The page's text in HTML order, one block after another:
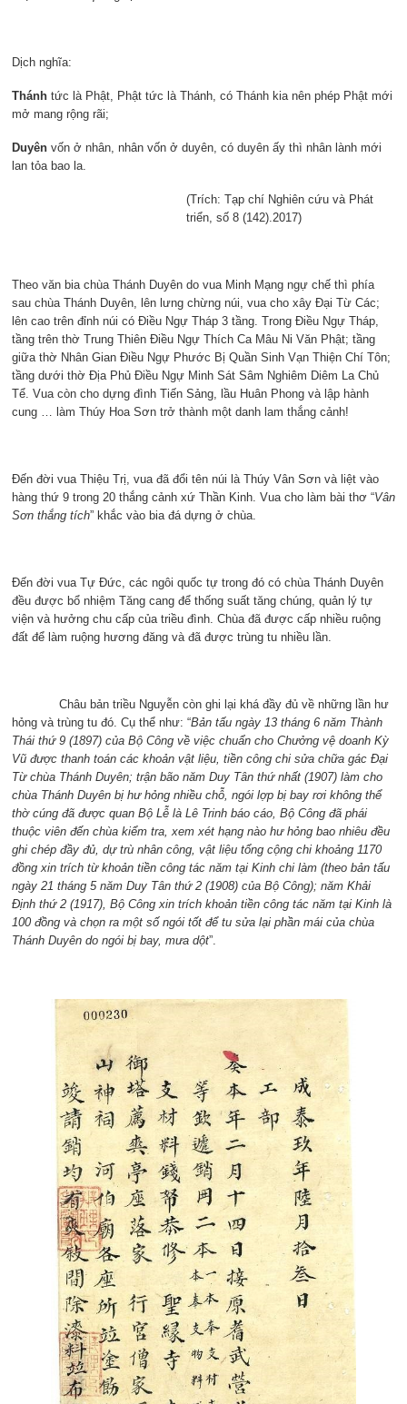
Dịch nghĩa:
Thánhtức là Phật, Phật tức là Thánh, có Thánh kia nên phép Phật mới
mở mang rộng rãi;
Duyênvốn ở nhân, nhân vốn ở duyên, có duyên ấy thì nhân lành mới
lan tỏa bao la.
(Trích: Tạp chí Nghiên cứu và Phát
triển, số 8 (142).2017)
Theo văn bia chùa Thánh Duyên do vua Minh Mạng ngự chế thì phía
sau chùa Thánh Duyên, lên lưng chừng núi, vua cho xây Đại Từ Các;
lên cao trên đỉnh núi có Điều Ngự Tháp 3 tầng. Trong Điều Ngự Tháp,
tầng trên thờ Trung Thiên Điều Ngự Thích Ca Mâu Ni Văn Phật; tầng
giữa thờ Nhân Gian Điều Ngự Phước Bị Quần Sinh Vạn Thiện Chí Tôn;
tầng dưới thờ Địa Phủ Điều Ngự Minh Sát Sâm Nghiêm Diêm La Chủ
Tể. Vua còn cho dựng đình Tiến Sảng, lầu Huân Phong và lập hành
cung … làm Thúy Hoa Sơn trở thành một danh lam thắng cảnh!
Đến đời vua Thiệu Trị, vua đã đổi tên núi là Thúy Vân Sơn và liệt vào
hàng thứ 9 trong 20 thắng cảnh xứ Thần Kinh. Vua cho làm bài thơ “Vân
Sơn thắng tích” khắc vào bia đá dựng ở chùa.
Đến đời vua Tự Đức, các ngôi quốc tự trong đó có chùa Thánh Duyên
đều được bổ nhiệm Tăng cang để thống suất tăng chúng, quản lý tự
viện và hưởng chu cấp của triều đình. Chùa đã được cấp nhiều ruộng
đất để làm ruộng hương đăng và đã được trùng tu nhiều lần.
Châu bản triều Nguyễn còn ghi lại khá đầy đủ về những lần hư
hỏng và trùng tu đó. Cụ thể như: “Bản tấu ngày 13 tháng 6 năm Thành
Thái thứ 9 (1897) của Bộ Công về việc chuẩn cho Chưởng vệ doanh Kỳ
Vũ được thanh toán các khoản vật liệu, tiền công chi sửa chữa gác Đại
Từ chùa Thánh Duyên; trận bão năm Duy Tân thứ nhất (1907) làm cho
chùa Thánh Duyên bị hư hỏng nhiều chỗ, ngói lợp bị bay rơi không thể
thờ cúng đã được quan Bộ Lễ là Lê Trinh báo cáo, Bộ Công đã phái
thuộc viên đến chùa kiểm tra, xem xét hạng nào hư hỏng bao nhiêu đều
ghi chép đầy đủ, dự trù nhân công, vật liệu tổng cộng chi khoảng 1170
đồng xin trích từ khoản tiền công tác năm tại Kinh chi làm (theo bản tấu
ngày 21 tháng 5 năm Duy Tân thứ 2 (1908) của Bộ Công); năm Khải
Định thứ 2 (1917), Bộ Công xin trích khoản tiền công tác năm tại Kinh là
100 đồng và chọn ra một số ngói tốt để tu sửa lại phần mái của chùa
Thánh Duyên do ngói bị bay, mưa dột”.